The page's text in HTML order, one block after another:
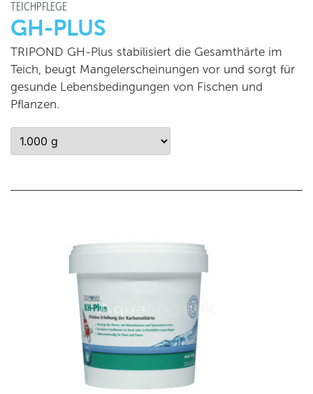
TEICHPFLEGE
GH-PLUS
TRIPOND GH-Plus stabilisiert die Gesamthärte im
Teich, beugt Mangelerscheinungen vor und sorgt für
gesunde Lebensbedingungen von Fischen und
Pflanzen.